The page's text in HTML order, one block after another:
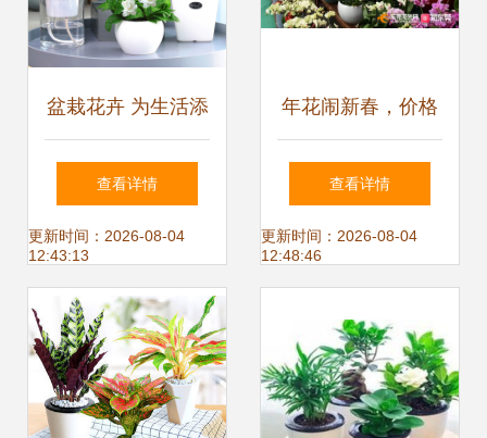
盆栽花卉 为生活添
一抹盎然绿意
查看详情
更新时间：2026-08-04
12:43:13
年花闹新春，价格
玩法一网打尽！@
东莞人备花诀窍
查看详情
更新时间：2026-08-04
12:48:46